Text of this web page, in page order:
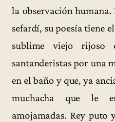
la observación humana.
sefardí, su poesía tiene
sublime viejo rijoso
santanderistas por una
en el baño y que, ya
muchacha que le
amojamadas. Rey puto